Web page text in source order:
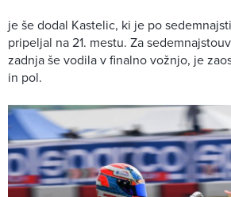
je še dodal Kastelic, ki je po
pripeljal na 21. mestu. Za
zadnja še vodila v finalno vožnjo, je
in pol.